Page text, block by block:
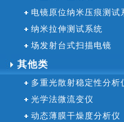
电镜原位纳米压痕测试
纳米拉伸测试系统
场发射台式扫描电镜
其他类
多重光散射稳定性分析
光学法微流变仪
动态薄膜干燥度分析仪